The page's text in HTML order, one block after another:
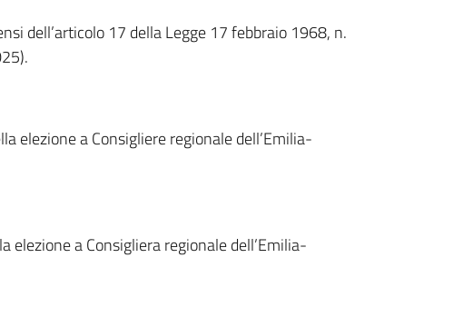
dell’articolo 17 della Legge 17 febbraio 1968, n.
elezione a Consigliere regionale dell’Emilia-
elezione a Consigliera regionale dell’Emilia-